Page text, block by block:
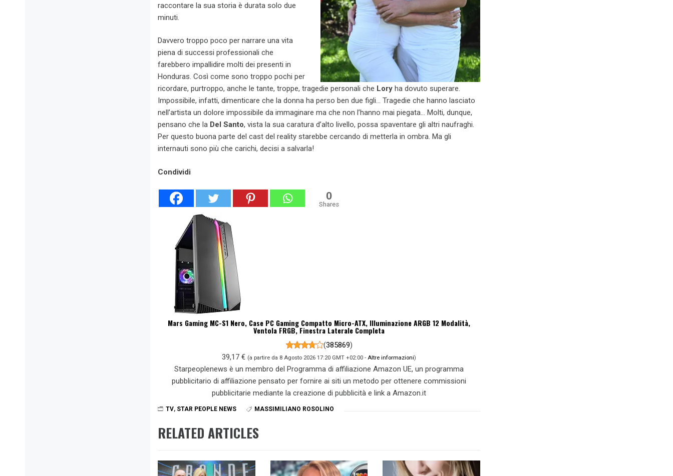
raccontare la sua storia è durata solo due
minuti.
Davvero troppo poco per narrare una vita
piena di successi professionali che
farebbero impallidire molti dei presenti in
Honduras. Così come sono troppo pochi per
ricordare, purtroppo, anche le tante, troppe, tragedie personali che Lory ha dovuto superare.
Impossibile, infatti, dimenticare che la donna ha perso ben due figli… Tragedie che hanno lasciato
nell’artista un dolore impossibile da immaginare ma che non l’hanno mai piegata… Molti, dunque,
pensano che la Del Santo, vista la sua caratura d’alto livello, possa spaventare gli altri naufraghi.
Per questo buona parte del cast del reality starebbe cercando di metterla in ombra. Ma gli
internauti sono più che carichi, decisi a salvarla!
Condividi
0
Shares
Mars Gaming MC-S1 Nero, Case PC Gaming Compatto Micro-ATX, Illuminazione ARGB 12 Modalità,
Ventola FRGB, Finestra Laterale Completa
(385869)
39,17 € (a partire da 8 Agosto 2026 17:20 GMT +02:00 - Altre informazioni)
Starpeoplenews è un membro del Programma di affiliazione Amazon UE, un programma
pubblicitario di affiliazione pensato per fornire ai siti un metodo per ottenere commissioni
pubblicitarie mediante la creazione di pubblicità e link a Amazon.it
TV, STAR PEOPLE NEWS MASSIMILIANO ROSOLINO
RELATED ARTICLES